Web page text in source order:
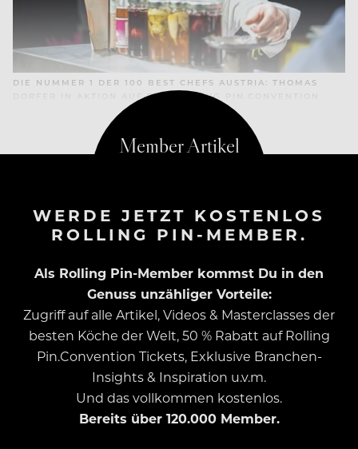
DIE NUMMER 1 DER 100 BEST CHEFS AUSTRIA: THOMAS
DORFER IN AKTION AUF DER ROLLING PIN.CONVENTION
WERDE JETZT KOSTENLOS
ROLLING PIN-MEMBER.
Als Rolling Pin-Member kommst Du in den
Genuss unzähliger Vorteile:
Zugriff auf alle Artikel, Videos & Masterclasses der
besten Köche der Welt, 50 % Rabatt auf Rolling
Pin.Convention Tickets, Exklusive Branchen-
Insights & Inspiration u.v.m.
Und das vollkommen kostenlos.
Bereits über 120.000 Member.